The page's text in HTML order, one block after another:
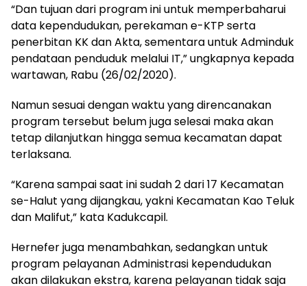
“Dan tujuan dari program ini untuk memperbaharui
data kependudukan, perekaman e-KTP serta
penerbitan KK dan Akta, sementara untuk Adminduk
pendataan penduduk melalui IT,” ungkapnya kepada
wartawan, Rabu (26/02/2020).
Namun sesuai dengan waktu yang direncanakan
program tersebut belum juga selesai maka akan
tetap dilanjutkan hingga semua kecamatan dapat
terlaksana.
“Karena sampai saat ini sudah 2 dari 17 Kecamatan
se-Halut yang dijangkau, yakni Kecamatan Kao Teluk
dan Malifut,” kata Kadukcapil.
Hernefer juga menambahkan, sedangkan untuk
program pelayanan Administrasi kependudukan
akan dilakukan ekstra, karena pelayanan tidak saja